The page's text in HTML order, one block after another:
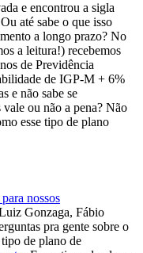
e encontrou a sigla
até sabe o que isso
a longo prazo? No
a leitura!) recebemos
de Previdência
de IGP-M + 6%
e não sabe se
ou não a pena? Não
esse tipo de plano
nossos
Gonzaga, Fábio
pra gente sobre o
de plano de